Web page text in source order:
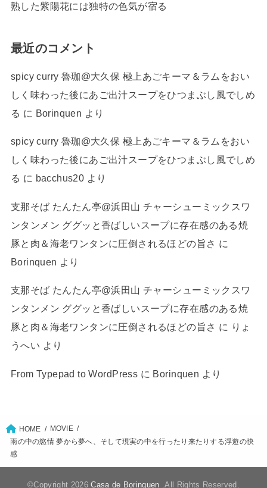
熟した紫陽花には独特の色気が宿る
最近のコメント
spicy curry 魯珈@大久保 極上あごキーマ＆ラムをおい
しく味わった後にあご出汁スープをひつまぶし風でしめ
る に Borinquen より
spicy curry 魯珈@大久保 極上あごキーマ＆ラムをおい
しく味わった後にあご出汁スープをひつまぶし風でしめ
る に bacchus20 より
支那そば たんたん亭@浜田山 チャーシューミックスワ
ンタンメン ググッと香ばしいスープに存在感のある焼
豚と肉＆海老ワンタンに圧倒されるほどの旨さ に
Borinquen より
支那そば たんたん亭@浜田山 チャーシューミックスワ
ンタンメン ググッと香ばしいスープに存在感のある焼
豚と肉＆海老ワンタンに圧倒されるほどの旨さ に りょ
うへい より
From Typepad to WordPress に Borinquen より
HOME
MOVIE
雨の中の慾情 夢から夢へ、そして現実の中を行ったり来たりする浮遊の快
感
©Copyright 2026Casa de Borinquen .All Rights Reserved.